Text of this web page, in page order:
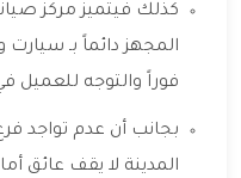
كذلك فيتميز مركز
المجهز دائماً بـ سيارت
فوراً والتوجه
بجانب أن عدم تواجد
المدينة لا يقف عائق